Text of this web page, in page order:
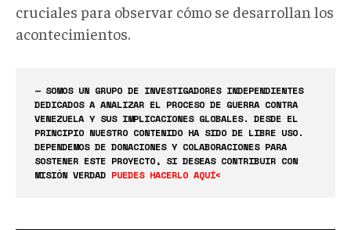
cruciales para observar cómo se desarrollan los
acontecimientos.
— SOMOS UN GRUPO DE INVESTIGADORES INDEPENDIENTES
DEDICADOS A ANALIZAR EL PROCESO DE GUERRA CONTRA
VENEZUELA Y SUS IMPLICACIONES GLOBALES. DESDE EL
PRINCIPIO NUESTRO CONTENIDO HA SIDO DE LIBRE USO.
DEPENDEMOS DE DONACIONES Y COLABORACIONES PARA
SOSTENER ESTE PROYECTO, SI DESEAS CONTRIBUIR CON
MISIÓN VERDAD PUEDES HACERLO AQUÍ<